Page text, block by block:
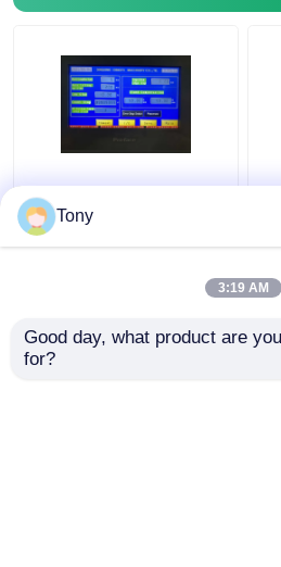
Automatische Flöten-
Laminiermaschine mit
zwei
Tony
3:19 AM
Good day, what product are
for?